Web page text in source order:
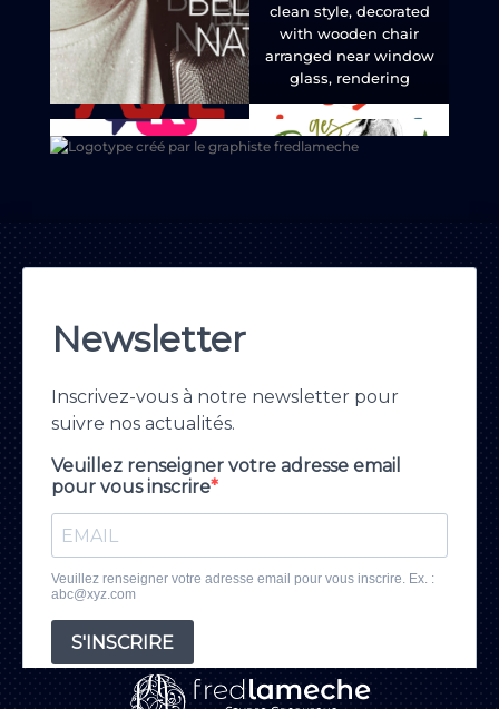
clean style, decorated
with wooden chair
arranged near window
glass, rendering